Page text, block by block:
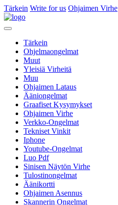
Tärkein Write for us Ohjaimen Virhe
Tärkein
Ohjelmaongelmat
Muut
Yleisiä Virheitä
Muu
Ohjaimen Lataus
Ääniongelmat
Graafiset Kysymykset
Ohjaimen Virhe
Verkko-Ongelmat
Tekniset Vinkit
Iphone
Youtube-Ongelmat
Luo Pdf
Sinisen Näytön Virhe
Tulostinongelmat
Äänikortti
Ohjaimen Asennus
Skannerin Ongelmat